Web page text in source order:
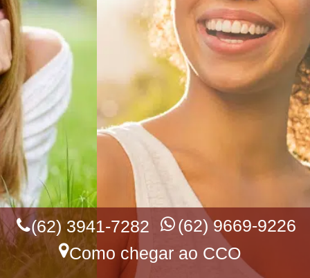
(62) 3941-7282
(62) 9669-9226
Como chegar ao CCO
IMPLANTES DENTÁRIOS
IMPLANTES DENTÁRIOS
RECUPERE O SEU SORRISO
E A SUA QUALIDADE DE VIDA!